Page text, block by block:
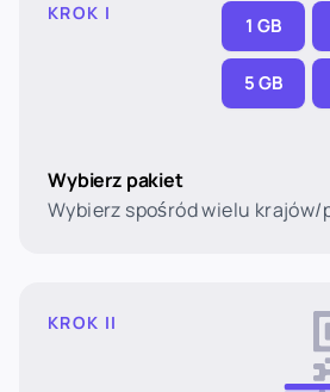
KROK I
1 GB
5 GB
Wybierz pakiet
Wybierz spośród wielu krajów/
KROK II